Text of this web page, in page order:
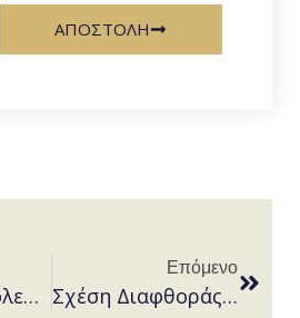
ΑΠΟΣΤΟΛΗ
Συμβούλια Πολεοδομικών Θεμάτων και Αμφισβητήσεων (ΣΥΠΟΘΑ)-Συμβούλια Αρχιτεκτονικής
Επόμενο
Σχέση Διαφθοράς και Οργανωμένου Εγκλήματος